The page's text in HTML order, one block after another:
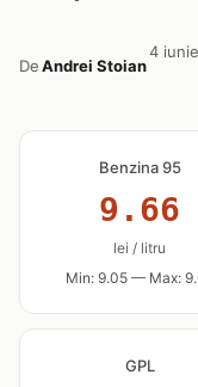
DeAndrei Stoian
4
Benzina 95
9.66
lei / litru
Min: 9.05 — Max:
GPL